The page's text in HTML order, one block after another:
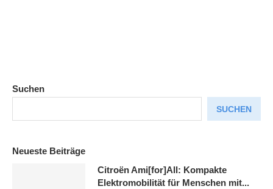
Suchen
SUCHEN
Neueste Beiträge
Citroën Ami[for]All: Kompakte
Elektromobilität für Menschen mit...